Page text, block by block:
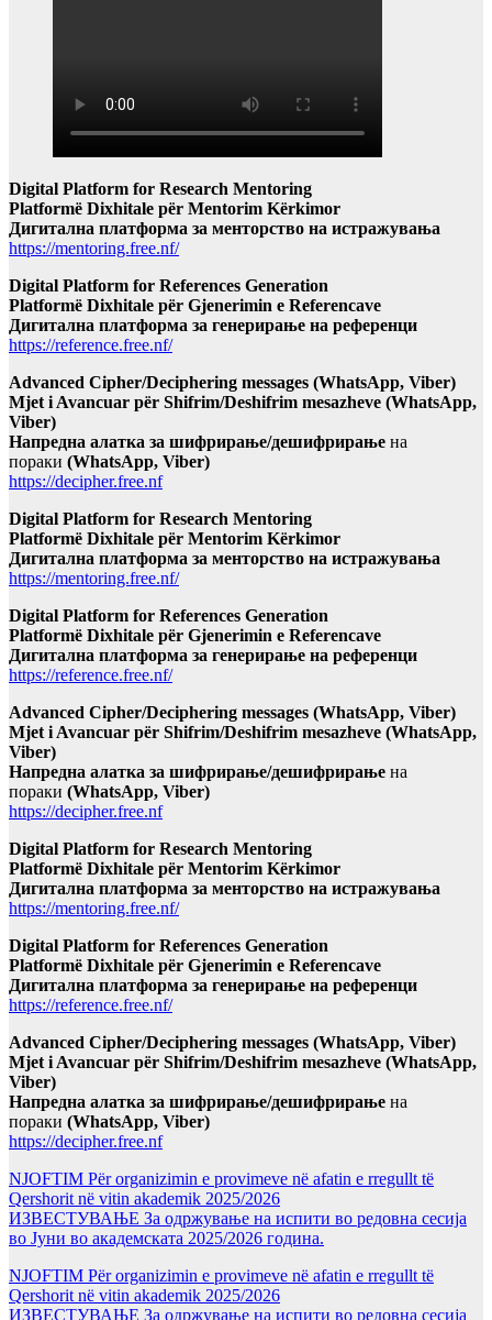
Digital Platform for Research Mentoring
Platformë Dixhitale për Mentorim Kërkimor
Дигитална платформа за менторство на истражувања
https://mentoring.free.nf/
Digital Platform for References Generation
Platformë Dixhitale për Gjenerimin e Referencave
Дигитална платформа за генерирање на референци
https://reference.free.nf/
Advanced Cipher/Deciphering messages (WhatsApp, Viber)
Mjet i Avancuar për Shifrim/Deshifrim mesazheve (WhatsApp,
Viber)
Напредна алатка за шифрирање/дешифрирање на
пораки (WhatsApp, Viber)
https://decipher.free.nf
Digital Platform for Research Mentoring
Platformë Dixhitale për Mentorim Kërkimor
Дигитална платформа за менторство на истражувања
https://mentoring.free.nf/
Digital Platform for References Generation
Platformë Dixhitale për Gjenerimin e Referencave
Дигитална платформа за генерирање на референци
https://reference.free.nf/
Advanced Cipher/Deciphering messages (WhatsApp, Viber)
Mjet i Avancuar për Shifrim/Deshifrim mesazheve (WhatsApp,
Viber)
Напредна алатка за шифрирање/дешифрирање на
пораки (WhatsApp, Viber)
https://decipher.free.nf
Digital Platform for Research Mentoring
Platformë Dixhitale për Mentorim Kërkimor
Дигитална платформа за менторство на истражувања
https://mentoring.free.nf/
Digital Platform for References Generation
Platformë Dixhitale për Gjenerimin e Referencave
Дигитална платформа за генерирање на референци
https://reference.free.nf/
Advanced Cipher/Deciphering messages (WhatsApp, Viber)
Mjet i Avancuar për Shifrim/Deshifrim mesazheve (WhatsApp,
Viber)
Напредна алатка за шифрирање/дешифрирање на
пораки (WhatsApp, Viber)
https://decipher.free.nf
NJOFTIM Për organizimin e provimeve në afatin e rregullt të
Qershorit në vitin akademik 2025/2026
ИЗВЕСТУВАЊЕ За одржување на испити во редовна сесија
во Јуни во академската 2025/2026 година.
NJOFTIM Për organizimin e provimeve në afatin e rregullt të
Qershorit në vitin akademik 2025/2026
ИЗВЕСТУВАЊЕ За одржување на испити во редовна сесија